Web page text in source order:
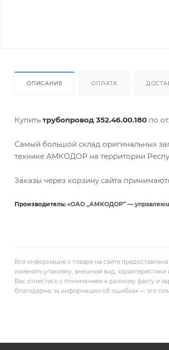
ОПИСАНИЕ ОПЛАТА
Купить трубопровод 352.46.00.180 по
Самый большой склад оригинальных
технике АМКОДОР на территории
Заказы через корзину сайта
Производитель: «ОАО „АМКОДОР“ —
Вся информация о товаре на сайте
изменять упаковку, внешний вид,
Вас отнестись с пониманием к данному факту и
благодарны за информацию об ошибках — это